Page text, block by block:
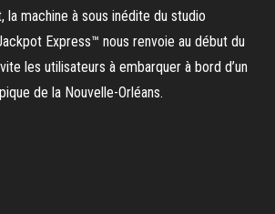
la machine à sous inédite du studio
Express™ nous renvoie au début du
les utilisateurs à embarquer à bord d’un
de la Nouvelle-Orléans.